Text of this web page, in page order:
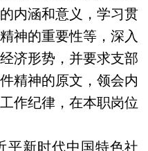
内涵和意义，学习贯
神的重要性等，深入
济形势，并要求支部
精神的原文，领会内
作纪律，在本职岗位
平新时代中国特色社